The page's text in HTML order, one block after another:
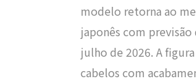
modelo retorna ao
japonês com previsão
julho de 2026. A
cabelos com